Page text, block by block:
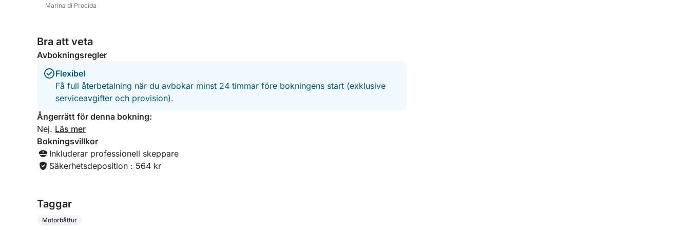
Marina di Procida
Bra att veta
Avbokningsregler
Flexibel
Få full återbetalning när du avbokar minst 24 timmar före bokningens start (exklusive
serviceavgifter och provision).
Ångerrätt för denna bokning:
Nej. Läs mer
Bokningsvillkor
Inkluderar professionell skeppare
Säkerhetsdeposition : 564 kr
Taggar
Motorbåttur